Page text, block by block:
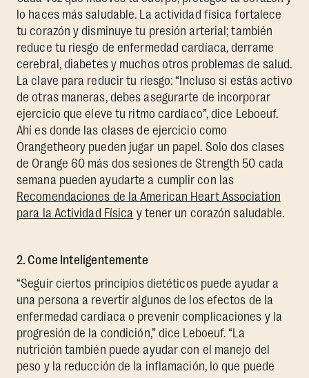
lo haces más saludable. La actividad física fortalece
tu corazón y disminuye tu presión arterial; también
reduce tu riesgo de enfermedad cardíaca, derrame
cerebral, diabetes y muchos otros problemas de salud.
La clave para reducir tu riesgo: “Incluso si estás activo
de otras maneras, debes asegurarte de incorporar
ejercicio que eleve tu ritmo cardíaco”, dice Leboeuf.
Ahí es donde las clases de ejercicio como
Orangetheory pueden jugar un papel. Solo dos clases
de Orange 60 más dos sesiones de Strength 50 cada
semana pueden ayudarte a cumplir con las
Recomendaciones de la American Heart Association
para la Actividad Física y tener un corazón saludable.
2. Come Inteligentemente
“Seguir ciertos principios dietéticos puede ayudar a
una persona a revertir algunos de los efectos de la
enfermedad cardíaca o prevenir complicaciones y la
progresión de la condición,” dice Leboeuf. “La
nutrición también puede ayudar con el manejo del
peso y la reducción de la inflamación, lo que puede